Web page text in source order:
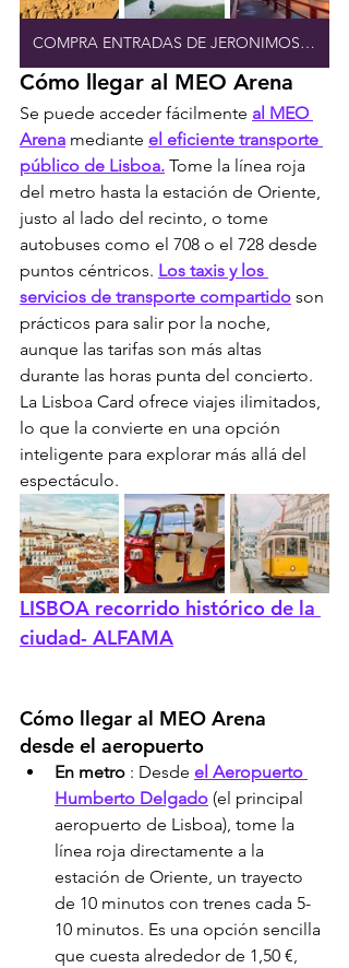
COMPRA ENTRADAS DE JERONIMOS ONLINE
Cómo llegar al MEO Arena
Se puede acceder fácilmente al MEO
Arena mediante el eficiente transporte
público de Lisboa. Tome la línea roja
del metro hasta la estación de Oriente,
justo al lado del recinto, o tome
autobuses como el 708 o el 728 desde
puntos céntricos. Los taxis y los
servicios de transporte compartido son
prácticos para salir por la noche,
aunque las tarifas son más altas
durante las horas punta del concierto.
La Lisboa Card ofrece viajes ilimitados,
lo que la convierte en una opción
inteligente para explorar más allá del
espectáculo.
LISBOA recorrido histórico de la
ciudad- ALFAMA
Cómo llegar al MEO Arena
desde el aeropuerto
En metro : Desde el Aeropuerto
Humberto Delgado (el principal
aeropuerto de Lisboa), tome la
línea roja directamente a la
estación de Oriente, un trayecto
de 10 minutos con trenes cada 5-
10 minutos. Es una opción sencilla
que cuesta alrededor de 1,50 €,